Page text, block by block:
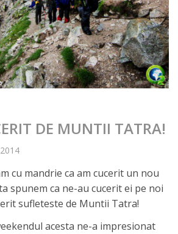
DE MUNTII TATRA!
cu mandrie ca am cucerit un nou
spunem ca ne-au cucerit ei pe noi
sufleteste de Muntii Tatra!
acesta ne-a impresionat